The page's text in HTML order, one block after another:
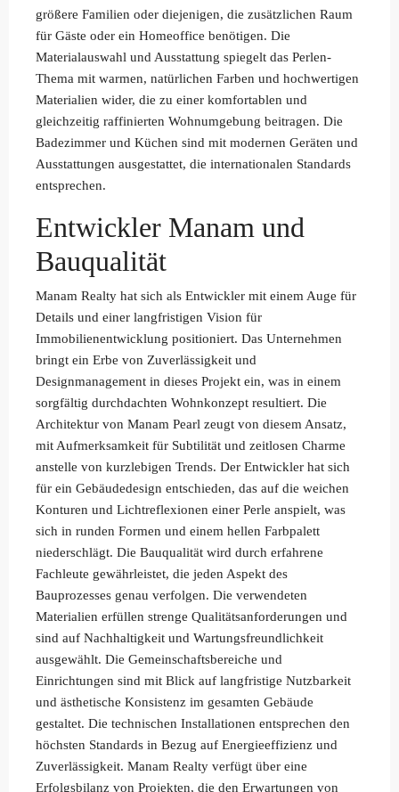
größere Familien oder diejenigen, die zusätzlichen Raum
für Gäste oder ein Homeoffice benötigen. Die
Materialauswahl und Ausstattung spiegelt das Perlen-
Thema mit warmen, natürlichen Farben und hochwertigen
Materialien wider, die zu einer komfortablen und
gleichzeitig raffinierten Wohnumgebung beitragen. Die
Badezimmer und Küchen sind mit modernen Geräten und
Ausstattungen ausgestattet, die internationalen Standards
entsprechen.
Entwickler Manam und
Bauqualität
Manam Realty hat sich als Entwickler mit einem Auge für
Details und einer langfristigen Vision für
Immobilienentwicklung positioniert. Das Unternehmen
bringt ein Erbe von Zuverlässigkeit und
Designmanagement in dieses Projekt ein, was in einem
sorgfältig durchdachten Wohnkonzept resultiert. Die
Architektur von Manam Pearl zeugt von diesem Ansatz,
mit Aufmerksamkeit für Subtilität und zeitlosen Charme
anstelle von kurzlebigen Trends. Der Entwickler hat sich
für ein Gebäudedesign entschieden, das auf die weichen
Konturen und Lichtreflexionen einer Perle anspielt, was
sich in runden Formen und einem hellen Farbpalett
niederschlägt. Die Bauqualität wird durch erfahrene
Fachleute gewährleistet, die jeden Aspekt des
Bauprozesses genau verfolgen. Die verwendeten
Materialien erfüllen strenge Qualitätsanforderungen und
sind auf Nachhaltigkeit und Wartungsfreundlichkeit
ausgewählt. Die Gemeinschaftsbereiche und
Einrichtungen sind mit Blick auf langfristige Nutzbarkeit
und ästhetische Konsistenz im gesamten Gebäude
gestaltet. Die technischen Installationen entsprechen den
höchsten Standards in Bezug auf Energieeffizienz und
Zuverlässigkeit. Manam Realty verfügt über eine
Erfolgsbilanz von Projekten, die den Erwartungen von